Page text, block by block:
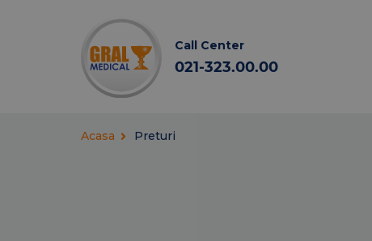
Call Center
021-323.00.00
Acasa Preturi